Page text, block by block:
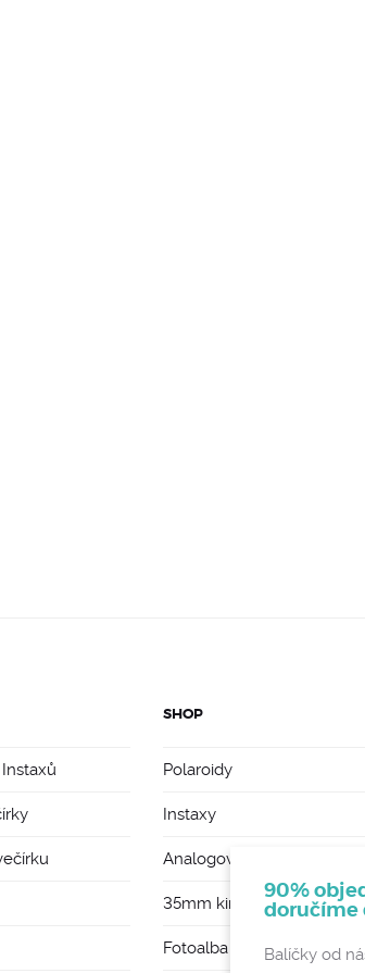
SHOP
Polaroidy
Instaxy
Analogové foťáky
35mm kinofilmy
Fotoalba a rámy
90%
doručíme
Balíčky od